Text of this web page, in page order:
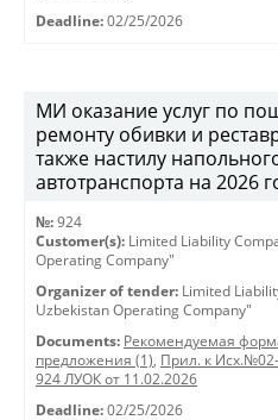
Deadline: 02/25/2026
МИ оказание услуг по
ремонту обивки и
также настилу
автотранспорта на 2026
№: 924
Customer(s): Limited Liability
Operating Company"
Organizer of tender: Limited
Uzbekistan Operating Company"
Documents: Рекомендуемая
предложения (1), Прил. к
924 ЛУОК от 11.02.2026
Deadline: 02/25/2026